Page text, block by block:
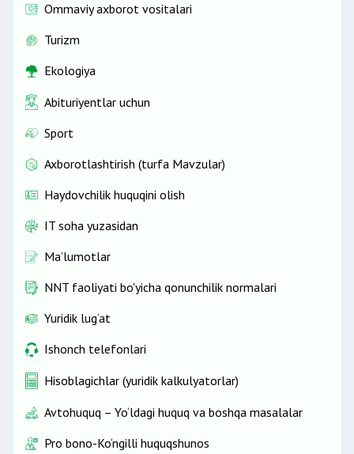
Ommaviy axborot vositalari
Turizm
Ekologiya
Abituriyentlar uchun
Sport
Axborotlashtirish (turfa Mavzular)
Haydovchilik huquqini olish
IT soha yuzasidan
Ma’lumotlar
NNT faoliyati bo'yicha qonunchilik normalari
Yuridik lug‘at
Ishonch telefonlari
Hisoblagichlar (yuridik kalkulyatorlar)
Avtohuquq – Yo‘ldagi huquq va boshqa masalalar
Pro bono-Ko‘ngilli huquqshunos